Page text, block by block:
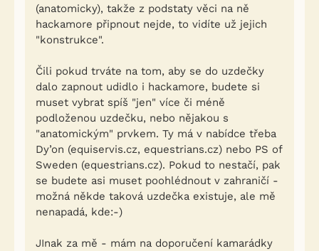
(anatomicky), takže z podstaty věci na ně
hackamore připnout nejde, to vidíte už jejich
"konstrukce".
Čili pokud trváte na tom, aby se do uzdečky
dalo zapnout udidlo i hackamore, budete si
muset vybrat spíš "jen" více či méně
podloženou uzdečku, nebo nějakou s
"anatomickým" prvkem. Ty má v nabídce třeba
Dy’on (equiservis.cz, equestrians.cz) nebo PS of
Sweden (equestrians.cz). Pokud to nestačí, pak
se budete asi muset poohlédnout v zahraničí -
možná někde taková uzdečka existuje, ale mě
nenapadá, kde:-)
JInak za mě - mám na doporučení kamarádky